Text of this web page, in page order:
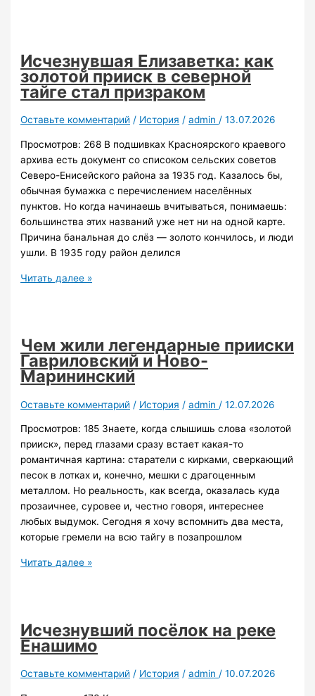
и
людские
судьбы
Исчезнувшая Елизаветка: как
золотой прииск в северной
тайге стал призраком
Оставьте комментарий / История /admin/13.07.2026
Просмотров: 268 В подшивках Красноярского краевого
архива есть документ со списоком сельских советов
Северо-Енисейского района за 1935 год. Казалось бы,
обычная бумажка с перечислением населённых
пунктов. Но когда начинаешь вчитываться, понимаешь:
большинства этих названий уже нет ни на одной карте.
Причина банальная до слёз — золото кончилось, и люди
ушли. В 1935 году район делился
Исчезнувшая
прииск
в
северной
тайге
стал
Читать далее »
Чем жили легендарные прииски
Гавриловский и Ново-
Марининский
Оставьте комментарий / История /admin /12.07.2026
Просмотров: 185 Знаете, когда слышишь слова «золотой
прииск», перед глазами сразу встает какая-то
романтичная картина: старатели с кирками, сверкающий
песок в лотках и, конечно, мешки с драгоценным
металлом. Но реальность, как всегда, оказалась куда
прозаичнее, суровее и, честно говоря, интереснее
любых выдумок. Сегодня я хочу вспомнить два места,
которые гремели на всю тайгу в позапрошлом
Чем
Гавриловский
и
Ново-
Марининский
Читать далее »
Исчезнувший посёлок на реке
Енашимо
Оставьте комментарий / История /admin/10.07.2026